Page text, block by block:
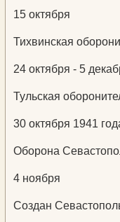
15 октября
Тихвинская
24 октября - 5
Тульская
30 октября 1941
Оборона
4 ноября
Создан